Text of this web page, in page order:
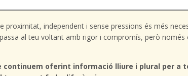
proximitat, independent i sense pressions és més
al teu voltant amb rigor i compromís, però només
continuem oferint informació lliure i plural per a